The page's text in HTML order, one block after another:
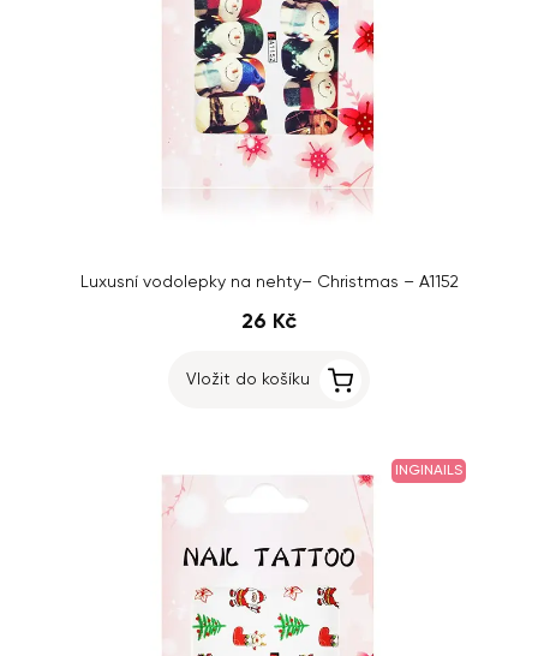
Luxusní vodolepky na nehty– Christmas – A1152
26 Kč
Vložit do košíku
INGINAILS